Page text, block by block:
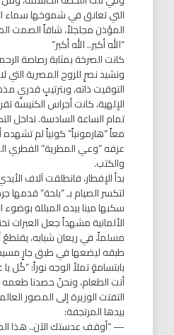
التي تعانق في شموخها سماء
المؤذن مجلجلاً، شاقاً الصمت
“الله أكبر.. الله أكبر”
كانت الصرخة بمثابة رصاصة
ونشيد نصرٍ للروح المصرية التي
التوقيت ذاته، وبترتيبٍ قدريٍ
الإلهية، كانت أجراس الكنيسة
تمام الساعة السادسة. تداخل
معاً “هارمونياً” كونياً لم تشهده
عزفه “وعي المطرية” الفطري
والكتب.
بدأ الإفطار، فانطلقت آلاف
لتكسر الصيام بـ “بلحة” قدمها
سكبها مينا بيده المبللة بوضوء
الألمانية مشهداً جعل العبرات
مسلماً، في ريعان شبابه،
طبقه ليضعها في طبق جارٍ
بابتسامةٍ تملأ الوجه نوراً:
أنت الطعام، ونحنُ حصدنا
التفتت الوزيرة إلى المصور
بيدها المرتجفة:
— “أوقف عدستك الآن.. هذا